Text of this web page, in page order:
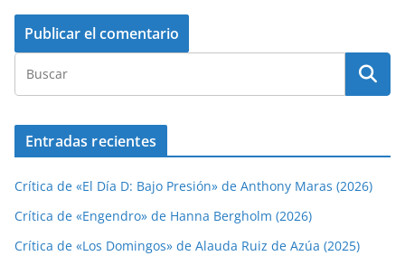
Entradas recientes
Crítica de «El Día D: Bajo Presión» de Anthony Maras (2026)
Crítica de «Engendro» de Hanna Bergholm (2026)
Crítica de «Los Domingos» de Alauda Ruiz de Azúa (2025)